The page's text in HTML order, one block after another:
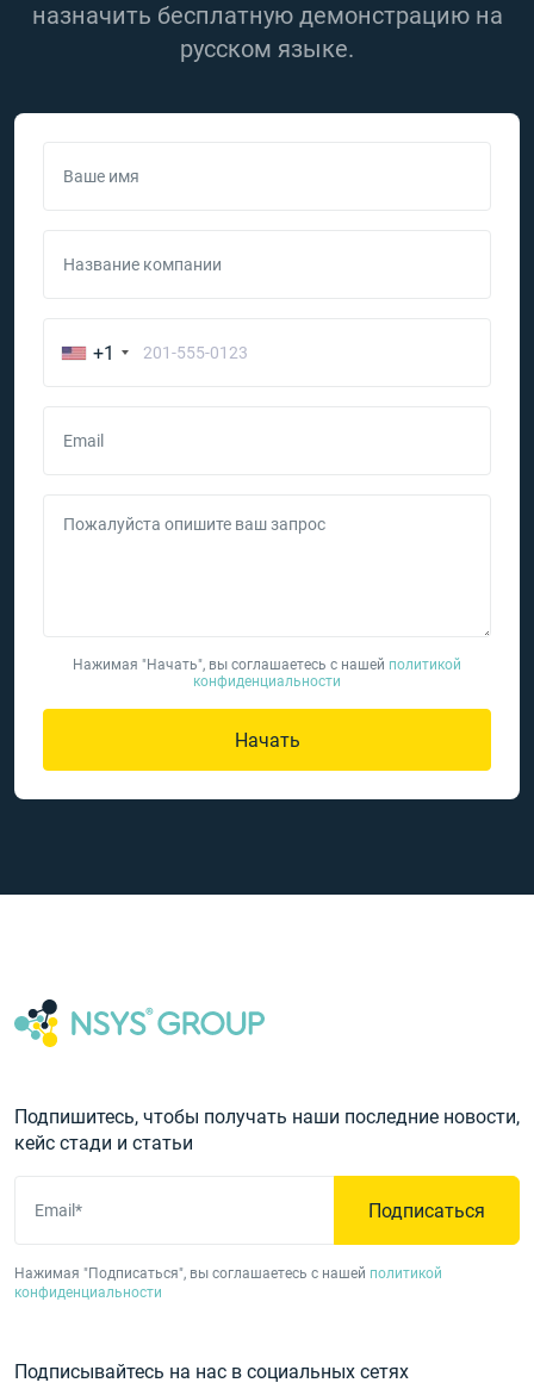
назначить бесплатную демонстрацию на
русском языке.
Ваше имя
Название компании
+1
Email
Пожалуйста опишите ваш запрос
Нажимая "Начать", вы соглашаетесь с нашей политикой
конфиденциальности
Начать
Подпишитесь, чтобы получать наши последние новости,
кейс стади и статьи
Email* Подписаться
Нажимая "Подписаться", вы соглашаетесь с нашей политикой
конфиденциальности
Подписывайтесь на нас в социальных сетях